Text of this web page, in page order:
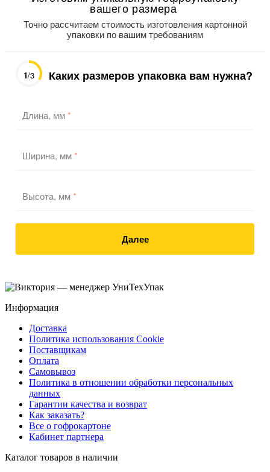
вашего размера
Точно рассчитаем стоимость изготовления картонной
упаковки по вашим требованиям
1/3 Каких размеров упаковка вам нужна?
Длина, мм*
Ширина, мм*
Высота, мм*
Далее
Информация
Доставка
Политика использования Cookie
Поставщикам
Оплата
Самовывоз
Политика в отношении обработки персональных
данных
Гарантии качества и возврат
Как заказать?
Все о гофрокартоне
Кабинет партнера
Каталог товаров в наличии